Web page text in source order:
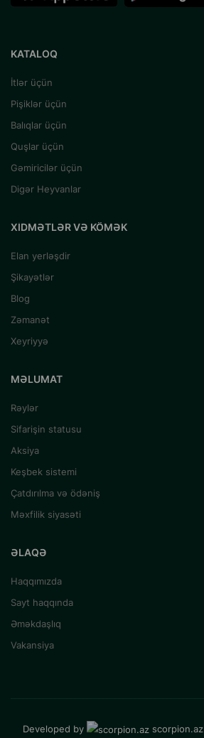
KATALOQ
İtlər üçün
Pişiklər üçün
Balıqlar üçün
Quşlar üçün
Gəmiricilər üçün
Digər Heyvanlar
XIDMƏTLƏR VƏ KÖMƏK
Elan yerləşdir
Şikayətlər
Blog
Zəmanət
Xeyriyyə
MƏLUMAT
Rəylər
Sifarişin statusu
Aksiya
Keşbek sistemi
Çatdırılma və ödəniş
Məxfilik siyasəti
ƏLAQƏ
Haqqımızda
Sayt haqqında
Əməkdaşlıq
Vakansiya
Developed by scorpion.az